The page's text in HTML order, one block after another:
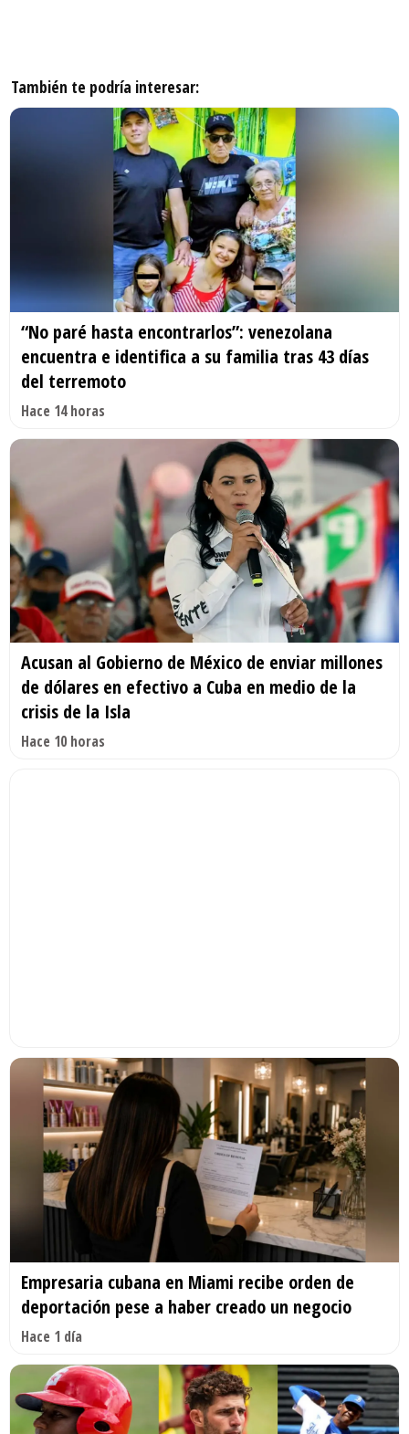
También te podría interesar:
“No paré hasta encontrarlos”: venezolana
encuentra e identifica a su familia tras 43 días
del terremoto
Hace 14 horas
Acusan al Gobierno de México de enviar millones
de dólares en efectivo a Cuba en medio de la
crisis de la Isla
Hace 10 horas
Empresaria cubana en Miami recibe orden de
deportación pese a haber creado un negocio
Hace 1 día